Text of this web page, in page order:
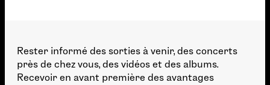
Rester informé des sorties à venir, des concerts
près de chez vous, des vidéos et des albums.
Recevoir en avant première des avantages